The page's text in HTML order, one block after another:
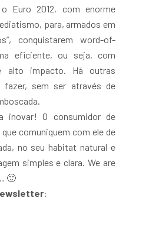
Euro 2012, com enorme
para, armados em
conquistarem word-of-
eficiente, ou seja, com
alto impacto. Há outras
fazer, sem ser através de
inovar! O consumidor de
comuniquem com ele de
no seu habitat natural e
simples e clara. We are
🙂
: